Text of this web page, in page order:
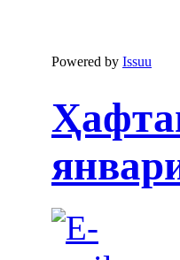
Powered by Issuu